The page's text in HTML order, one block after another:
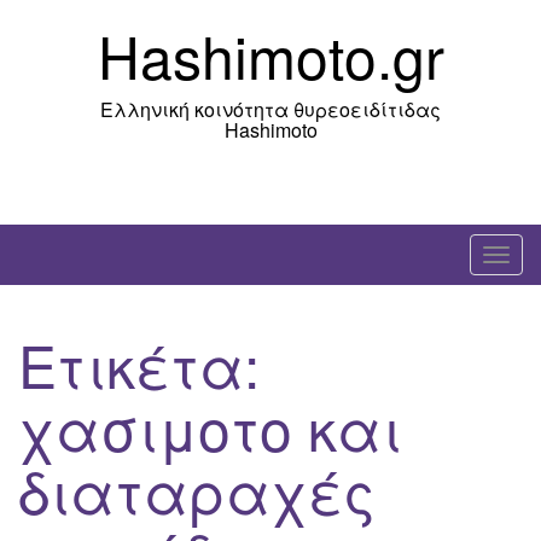
Hashimoto.gr
Ελληνική κοινότητα θυρεοειδίτιδας
Hashimoto
T
o
Ετικέτα:
χασιμοτο και
διαταραχές